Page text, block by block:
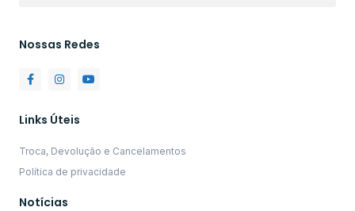
Nossas Redes
Links Úteis
Troca, Devolução e Cancelamentos
Política de privacidade
Notícias